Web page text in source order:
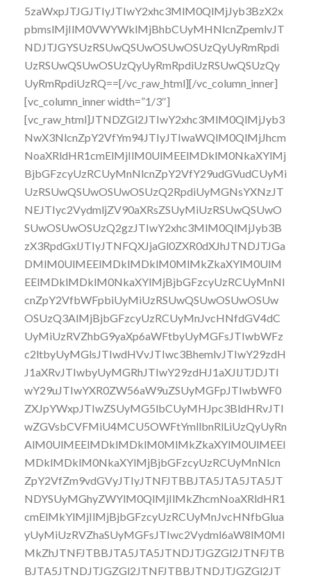
5zaWxpJTJGJTIyJTIwY2xhc3MlM0QlMjJyb3BzX2x
pbmslMjIlM0VWYWklMjBhbCUyMHNlcnZpemlvJT
NDJTJGYSUzRSUwQSUwOSUwOSUzQyUyRmRpdi
UzRSUwQSUwOSUzQyUyRmRpdiUzRSUwQSUzQy
UyRmRpdiUzRQ==[/vc_raw_html][/vc_column_inner]
[vc_column_inner width=”1/3″]
[vc_raw_html]JTNDZGl2JTIwY2xhc3MlM0QlMjJyb3
NwX3NlcnZpY2VfYm94JTIyJTIwaWQlM0QlMjJhcm
NoaXRldHR1cmElMjIlM0UlMEElMDklM0NkaXYlMj
BjbGFzcyUzRCUyMnNlcnZpY2VfY29udGVudCUyMi
UzRSUwQSUwOSUwOSUzQ2RpdiUyMGNsYXNzJT
NEJTIyc2VydmljZV90aXRsZSUyMiUzRSUwQSUwO
SUwOSUwOSUzQ2gzJTIwY2xhc3MlM0QlMjJyb3B
zX3RpdGxlJTIyJTNFQXJjaGl0ZXR0dXJhJTNDJTJGa
DMlM0UlMEElMDklMDklM0MlMkZkaXYlM0UlM
EElMDklMDklM0NkaXYlMjBjbGFzcyUzRCUyMnNl
cnZpY2VfbWFpbiUyMiUzRSUwQSUwOSUwOSUw
OSUzQ3AlMjBjbGFzcyUzRCUyMnJvcHNfdGV4dC
UyMiUzRVZhbG9yaXp6aWFtbyUyMGFsJTIwbWFz
c2ltbyUyMGlsJTIwdHVvJTIwc3BhemlvJTIwY29zdH
J1aXRvJTIwbyUyMGRhJTIwY29zdHJ1aXJlJTJDJTI
wY29uJTIwYXR0ZW56aW9uZSUyMGFpJTIwbWF0
ZXJpYWxpJTIwZSUyMG5lbCUyMHJpc3BldHRvJTI
wZGVsbCVFMiU4MCU5OWFtYmllbnRlLiUzQyUyRn
AlM0UlMEElMDklMDklM0MlMkZkaXYlM0UlMEEl
MDklMDklM0NkaXYlMjBjbGFzcyUzRCUyMnNlcn
ZpY2VfZm9vdGVyJTIyJTNFJTBBJTA5JTA5JTA5JT
NDYSUyMGhyZWYlM0QlMjIlMkZhcmNoaXRldHR1
cmElMkYlMjIlMjBjbGFzcyUzRCUyMnJvcHNfbGlua
yUyMiUzRVZhaSUyMGFsJTIwc2Vydml6aW8lM0Ml
MkZhJTNFJTBBJTA5JTA5JTNDJTJGZGl2JTNFJTB
BJTA5JTNDJTJGZGl2JTNFJTBBJTNDJTJGZGl2JT